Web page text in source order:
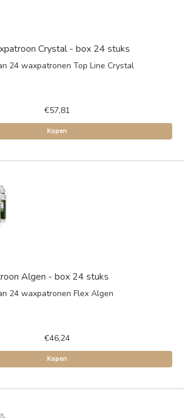
Crystal - box 24 stuks
24 waxpatronen Top Line Crystal
€57,81
Kopen
Algen - box 24 stuks
24 waxpatronen Flex Algen
€46,24
Kopen